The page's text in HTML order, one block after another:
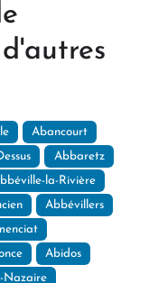
Abancourt
Abbaretz
la-Rivière
Abbévillers
Abidos
Nazaire